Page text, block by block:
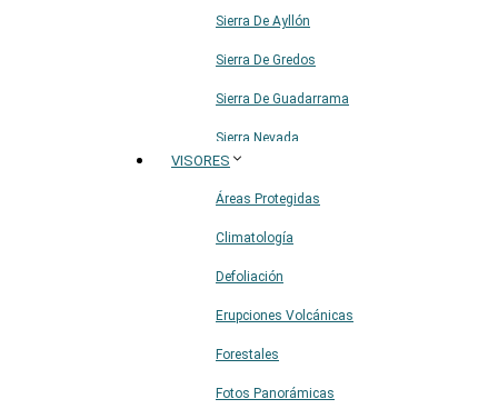
Sierra De Ayllón
Sierra De Gredos
Sierra De Guadarrama
Sierra Nevada
VISORES
Áreas Protegidas
Climatología
Defoliación
Erupciones Volcánicas
Forestales
Fotos Panorámicas